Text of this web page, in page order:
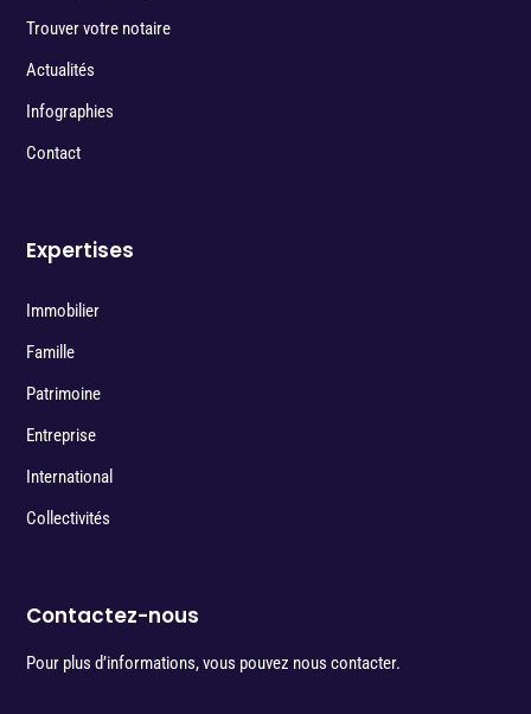
Trouver votre notaire
Actualités
Infographies
Contact
Expertises
Immobilier
Famille
Patrimoine
Entreprise
International
Collectivités
Contactez-nous
Pour plus d’informations, vous pouvez nous contacter.